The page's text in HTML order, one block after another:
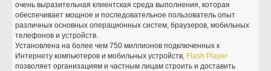
очень выразительная клиентская среда выполнения, которая
обеспечивает мощное и последовательное пользователь опыт
различных основных операционных систем, браузеров, мобильных
телефонов и устройств.
Установлена на более чем 750 миллионов подключенных к
Интернету компьютеров и мобильных устройств, Flash Player
позволяет организациям и частным лицам строить и доставить